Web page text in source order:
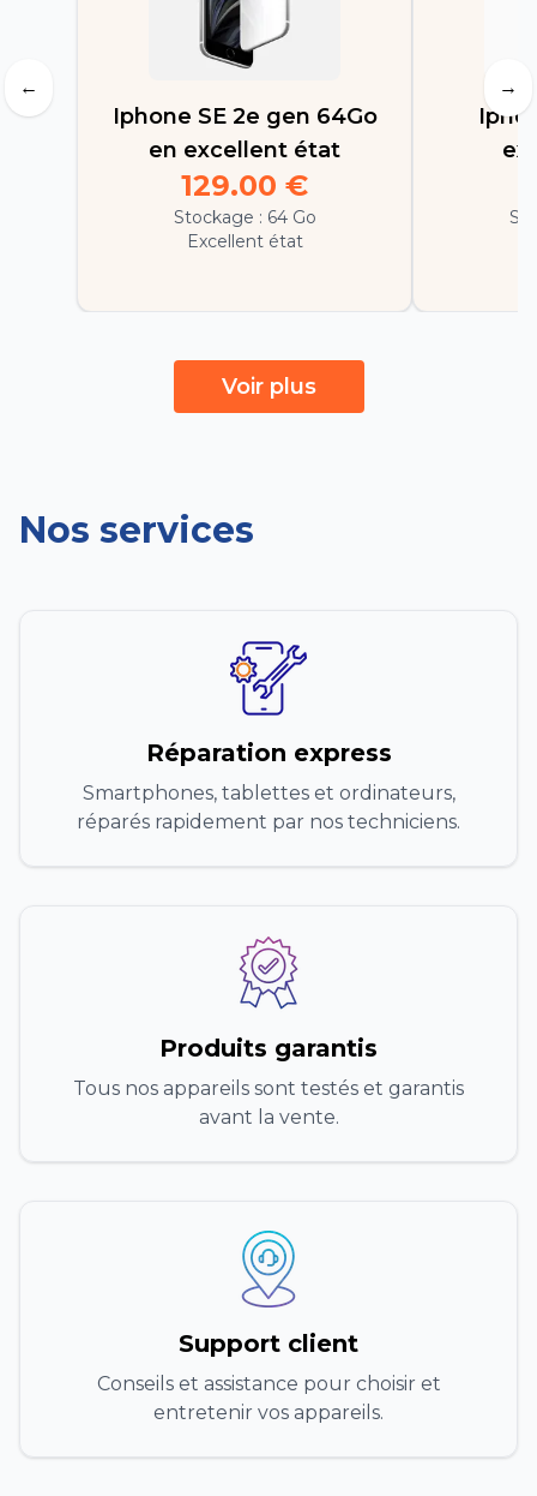
←
Iphone SE 2e gen 64Go
en excellent état
129.00 €
Stockage : 64 Go
Excellent état
→
Voir plus
Nos services
Réparation express
Smartphones, tablettes et ordinateurs,
réparés rapidement par nos techniciens.
Produits garantis
Tous nos appareils sont testés et garantis
avant la vente.
Support client
Conseils et assistance pour choisir et
entretenir vos appareils.